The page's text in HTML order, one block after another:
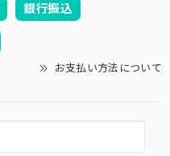
銀行振込
お支払い方法について